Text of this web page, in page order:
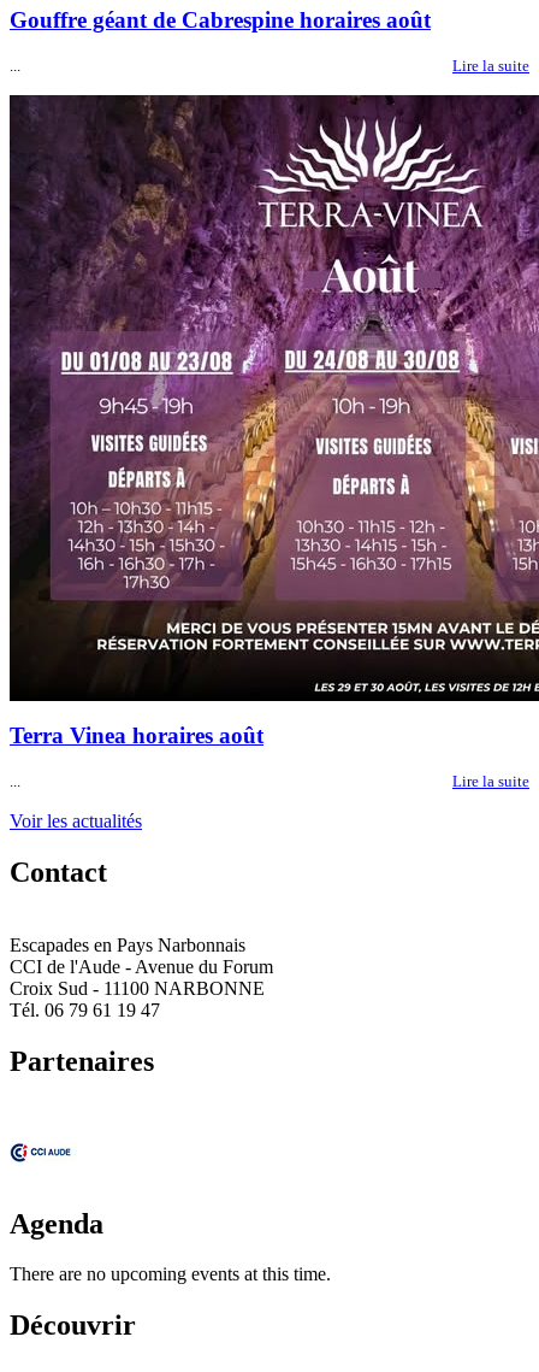
Gouffre géant de Cabrespine horaires août
Lire la suite
Terra Vinea horaires août
... Lire la suite
Voir les actualités
Contact
Escapades en Pays Narbonnais
CCI de l'Aude - Avenue du Forum
Croix Sud - 11100 NARBONNE
Tél. 06 79 61 19 47
Partenaires
Agenda
There are no upcoming events at this time.
Découvrir